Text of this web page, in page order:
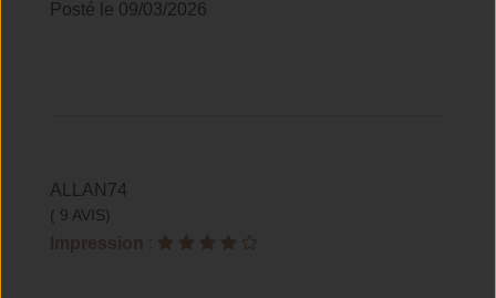
Posté le 09/03/2026
ALLAN74
( 9 AVIS)
Impression :